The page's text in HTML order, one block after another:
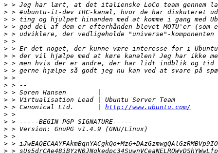
>
>
>
>
>
>
>
>
>
>
>
>
>
>
> > Canonical Ltd.      | http://www.ubuntu.com/
>
>
>
>
>
>